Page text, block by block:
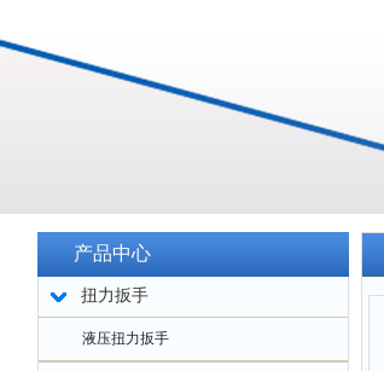
产品中心
扭力扳手
液压扭力扳手